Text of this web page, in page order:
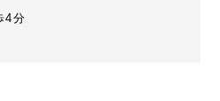
4分